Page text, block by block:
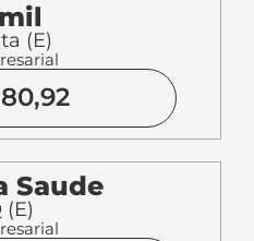
(E)
Saude
(E)